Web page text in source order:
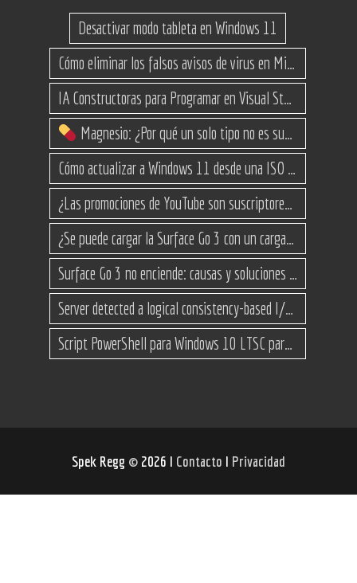
Desactivar modo tableta en Windows 11
Cómo eliminar los falsos avisos de virus en Microsoft Edge
IA Constructoras para Programar en Visual Studio con C#
Magnesio: ¿Por qué un solo tipo no es suficiente? (Guía de variantes)
Cómo actualizar a Windows 11 desde una ISO en equipos no compatibles
¿Las promociones de YouTube son suscriptores reales o bots? Esta es la Verdad
¿Se puede cargar la Surface Go 3 con un cargador USB-C de teléfono?
Surface Go 3 no enciende: causas y soluciones paso a paso para que arranque
Server detected a logical consistency-based I/O error: incorrect pageid
Script PowerShell para Windows 10 LTSC para recuperar espacio
Spek Regg © 2026 I Contacto I Privacidad